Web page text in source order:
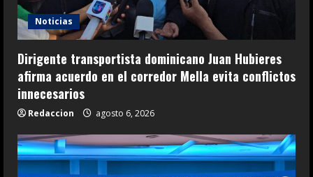
Noticias
Dirigente transportista dominicano Juan Hubieres
afirma acuerdo en el corredor Mella evita conflictos
innecesarios
Redaccion agosto 6, 2026